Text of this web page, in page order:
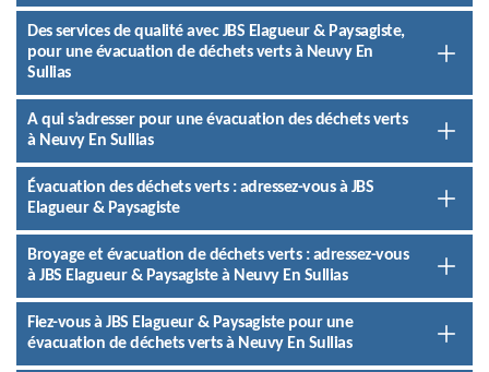
Des services de qualité avec JBS Elagueur & Paysagiste,
pour une évacuation de déchets verts à Neuvy En
Sullias
A qui s’adresser pour une évacuation des déchets verts
à Neuvy En Sullias
Évacuation des déchets verts : adressez-vous à JBS
Elagueur & Paysagiste
Broyage et évacuation de déchets verts : adressez-vous
à JBS Elagueur & Paysagiste à Neuvy En Sullias
Fiez-vous à JBS Elagueur & Paysagiste pour une
évacuation de déchets verts à Neuvy En Sullias